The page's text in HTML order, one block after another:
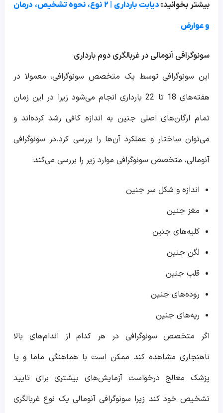
بیشتر بخوانید: دیابت بارداری | ۲ نوع، نحوه تشخیص، درمان
و عوارض
سونوگرافی آنومالی در غربالگری دوم بارداری
این سونوگرافی توسط یک متخصص سونوگرافی، معمولا در
هفته‌های 18 تا 22 بارداری انجام می‌شود زیرا در این زمان
تمام ارگان‌های اصلی جنین به اندازه کافی رشد کرده‌اند و
می‌توان ساختار و عملکرد آن‌ها را بررسی کرد.در سونوگرافی
آنومالی، متخصص سونوگرافی موارد زیر را بررسی می‌کند:
اندازه و شکل سر جنین
مغز جنین
کلیه‌های جنین
لگن جنین
قلب جنین
روده‌های جنین
ریه‌های جنین
اگر متخصص سونوگرافی در هر کدام از اندام‌های بالا
ناهنجاری مشاهده کند ممکن است با هماهنگی ماما و یا
پزشک معالج درخواست آزمایش‌های بیشتری برای تایید
تشخیص خود کند زیرا سونوگرافی آنومالی یک نوع غربالگری